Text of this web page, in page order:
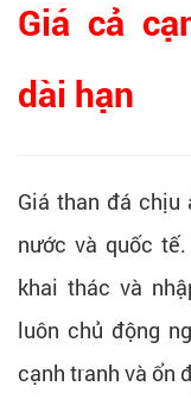
Giá cả
dài hạn
Giá than đá chịu
nước và quốc
khai thác và
luôn chủ động
cạnh tranh và ổn